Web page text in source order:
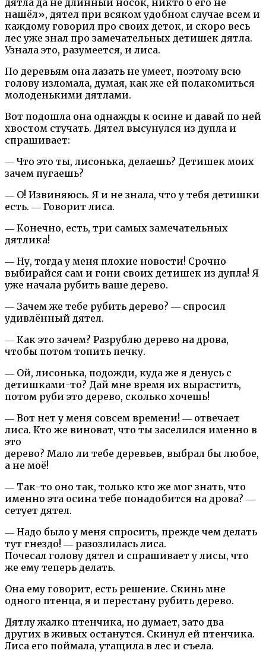
нашёл», дятел при всяком удобном случае всем и
каждому говорил про своих деток, и скоро весь
лес уже знал про замечательных детишек дятла.
Узнала это, разумеется, и лиса.
По деревьям она лазать не умеет, поэтому всю
голову изломала, думая, как же ей полакомиться
молоденькими дятлами.
Вот подошла она однажды к осине и давай по ней
хвостом стучать. Дятел высунулся из дупла и
спрашивает:
― Что это ты, лисонька, делаешь? Детишек моих
зачем пугаешь?
― О! Извиняюсь. Я и не знала, что у тебя детишки
есть. ― Говорит лиса.
― Конечно, есть, три самых замечательных
дятлика!
― Ну, тогда у меня плохие новости! Срочно
выбирайся сам и гони своих детишек из дупла! Я
уже начала рубить ваше дерево.
― Зачем же тебе рубить дерево? ― спросил
удивлённый дятел.
― Как это зачем? Разрублю дерево на дрова,
чтобы потом топить печку.
― Ой, лисонька, подожди, куда же я денусь с
детишками-то? Дай мне время их вырастить,
потом руби это дерево, сколько хочешь!
― Вот нет у меня совсем времени! ― отвечает
лиса. Кто же виноват, что ты заселился именно в
это
дерево? Мало ли тебе деревьев, выбрал бы любое,
а не моё!
― Так-то оно так, только кто же мог знать, что
именно эта осина тебе понадобится на дрова? ―
сетует дятел.
― Надо было у меня спросить, прежде чем делать
тут гнездо! ― разозлилась лиса.
Почесал голову дятел и спрашивает у лисы, что
же ему теперь делать.
Она ему говорит, есть решение. Скинь мне
одного птенца, я и перестану рубить дерево.
Дятлу жалко птенчика, но думает, зато два
других в живых останутся. Скинул ей птенчика.
Лиса его поймала, утащила в лес и съела.